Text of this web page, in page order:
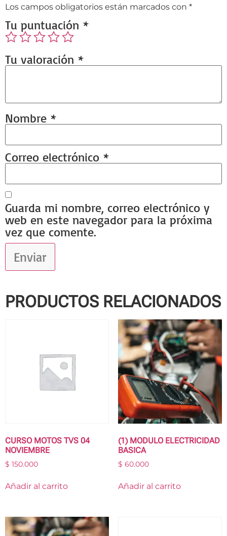
Los campos obligatorios están marcados con *
Tu puntuación *
Tu valoración *
Nombre *
Correo electrónico *
Guarda mi nombre, correo electrónico y
web en este navegador para la próxima
vez que comente.
PRODUCTOS RELACIONADOS
CURSO MOTOS TVS 04
NOVIEMBRE
$ 150.000
Añadir al carrito
(1) MODULO ELECTRICIDAD
BASICA
$ 60.000
Añadir al carrito